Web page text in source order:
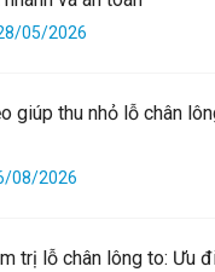
05/2026
giúp thu nhỏ lỗ chân
08/2026
trị lỗ chân lông to: Ưu